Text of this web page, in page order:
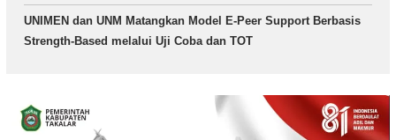
UNIMEN dan UNM Matangkan Model E-Peer Support Berbasis
Strength-Based melalui Uji Coba dan TOT